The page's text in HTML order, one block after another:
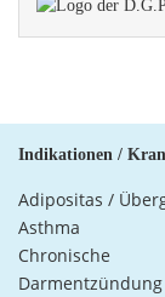
Indikationen /
Adipositas /
Asthma
Chronische
Darmentzündung